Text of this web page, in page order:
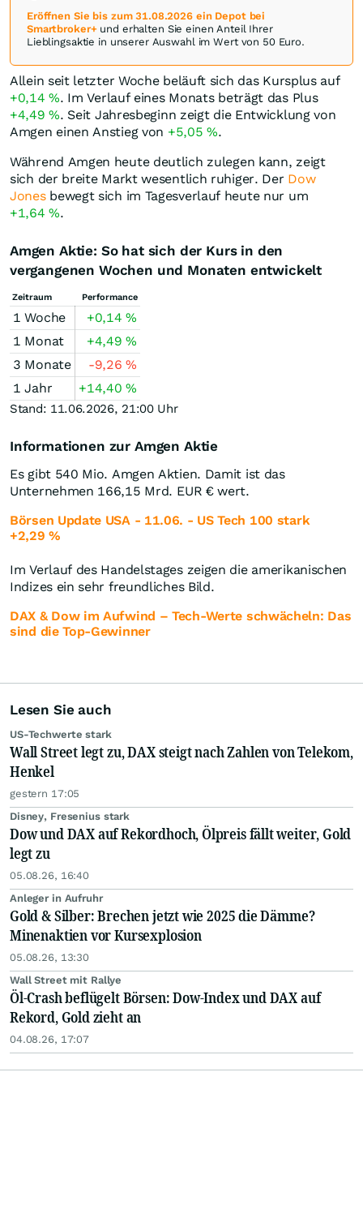
Eröffnen Sie bis zum 31.08.2026 ein Depot bei
Smartbroker+und erhalten Sie einen Anteil Ihrer
Lieblingsaktie in unserer Auswahl im Wert von 50 Euro.
Allein seit letzter Woche beläuft sich das Kursplus auf
+0,14%. Im Verlauf eines Monats beträgt das Plus
+4,49%. Seit Jahresbeginn zeigt die Entwicklung von
Amgen einen Anstieg von +5,05%.
Während Amgen heute deutlich zulegen kann, zeigt
sich der breite Markt wesentlich ruhiger. Der Dow
Jonesbewegt sich im Tagesverlauf heute nur um
+1,64%.
Amgen Aktie: So hat sich der Kurs in den
vergangenen Wochen und Monaten entwickelt
Zeitraum Performance
1 Woche +0,14%
1 Monat
+4,49%
3 Monate
-9,26%
1 Jahr
+14,40%
Stand: 11.06.2026, 21:00 Uhr
Informationen zur Amgen Aktie
Es gibt 540 Mio. Amgen Aktien. Damit ist das
Unternehmen 166,15 Mrd. EUR € wert.
Börsen Update USA - 11.06. - US Tech 100 stark
+2,29 %
Im Verlauf des Handelstages zeigen die amerikanischen
Indizes ein sehr freundliches Bild.
DAX & Dow im Aufwind – Tech-Werte schwächeln: Das
sind die Top-Gewinner
Lesen Sie auch
US-Techwerte stark
Wall Street legt zu, DAX steigt nach Zahlen von Telekom,
Henkel
gestern 17:05
Disney, Fresenius stark
Dow und DAX auf Rekordhoch, Ölpreis fällt weiter, Gold
legt zu
05.08.26, 16:40
Anleger in Aufruhr
Gold & Silber: Brechen jetzt wie 2025 die Dämme?
Minenaktien vor Kursexplosion
05.08.26, 13:30
Wall Street mit Rallye
Öl-Crash beflügelt Börsen: Dow-Index und DAX auf
Rekord, Gold zieht an
04.08.26, 17:07